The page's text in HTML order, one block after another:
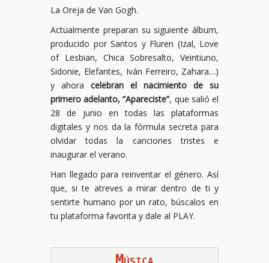
La Oreja de Van Gogh.
Actualmente preparan su siguiente álbum,
producido por Santos y Fluren (Izal, Love
of Lesbian, Chica Sobresalto, Veintiuno,
Sidonie, Elefantes, Iván Ferreiro, Zahara…)
y ahora celebran el nacimiento de su
primero adelanto, “Apareciste”, que salió el
28 de junio en todas las plataformas
digitales y nos da la fórmula secreta para
olvidar todas la canciones tristes e
inaugurar el verano.
Han llegado para reinventar el género. Así
que, si te atreves a mirar dentro de ti y
sentirte humano por un rato, búscalos en
tu plataforma favorita y dale al PLAY.